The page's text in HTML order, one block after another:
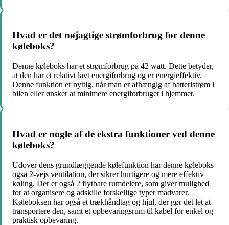
Hvad er det nøjagtige strømforbrug for denne
køleboks?
Denne køleboks har et strømforbrug på 42 watt. Dette betyder,
at den har et relativt lavt energiforbrug og er energieffektiv.
Denne funktion er nyttig, når man er afhængig af batteristrøm i
bilen eller ønsker at minimere energiforbruget i hjemmet.
Hvad er nogle af de ekstra funktioner ved denne
køleboks?
Udover dens grundlæggende kølefunktion har denne køleboks
også 2-vejs ventilation, der sikrer hurtigere og mere effektiv
køling. Der er også 2 flytbare rumdelere, som giver mulighed
for at organisere og adskille forskellige typer madvarer.
Køleboksen har også et trækhåndtag og hjul, der gør det let at
transportere den, samt et opbevaringsrum til kabel for enkel og
praktisk opbevaring.